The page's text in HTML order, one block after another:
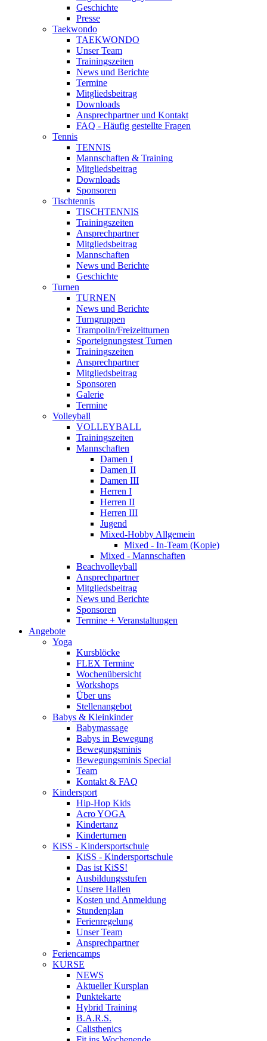
Geschichte
Presse
Taekwondo
TAEKWONDO
Unser Team
Trainingszeiten
News und Berichte
Termine
Mitgliedsbeitrag
Downloads
Ansprechpartner und Kontakt
FAQ - Häufig gestellte Fragen
Tennis
TENNIS
Mannschaften & Training
Mitgliedsbeitrag
Downloads
Sponsoren
Tischtennis
TISCHTENNIS
Trainingszeiten
Ansprechpartner
Mitgliedsbeitrag
Mannschaften
News und Berichte
Geschichte
Turnen
TURNEN
News und Berichte
Turngruppen
Trampolin/Freizeitturnen
Sporteignungstest Turnen
Trainingszeiten
Ansprechpartner
Mitgliedsbeitrag
Sponsoren
Galerie
Termine
Volleyball
VOLLEYBALL
Trainingszeiten
Mannschaften
Damen I
Damen II
Damen III
Herren I
Herren II
Herren III
Jugend
Mixed-Hobby Allgemein
Mixed - In-Team (Kopie)
Mixed - Mannschaften
Beachvolleyball
Ansprechpartner
Mitgliedsbeitrag
News und Berichte
Sponsoren
Termine + Veranstaltungen
Angebote
Yoga
Kursblöcke
FLEX Termine
Wochenübersicht
Workshops
Über uns
Stellenangebot
Babys & Kleinkinder
Babymassage
Babys in Bewegung
Bewegungsminis
Bewegungsminis Special
Team
Kontakt & FAQ
Kindersport
Hip-Hop Kids
Acro YOGA
Kindertanz
Kinderturnen
KiSS - Kindersportschule
KiSS - Kindersportschule
Das ist KiSS!
Ausbildungsstufen
Unsere Hallen
Kosten und Anmeldung
Stundenplan
Ferienregelung
Unser Team
Ansprechpartner
Feriencamps
KURSE
NEWS
Aktueller Kursplan
Punktekarte
Hybrid Training
B.A.R.S.
Calisthenics